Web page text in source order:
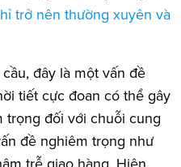
trở nên thường xuyên và
đây là một vấn đề
tiết cực đoan có thể gây
trọng đối với chuỗi cung
đề nghiêm trọng như